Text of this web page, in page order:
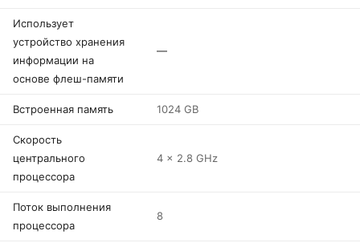
Использует
устройство хранения
информации на
основе флеш-памяти
—
Встроенная память 1024 GB
Скорость
центрального
процессора
4 x 2.8 GHz
Поток выполнения
процессора
8